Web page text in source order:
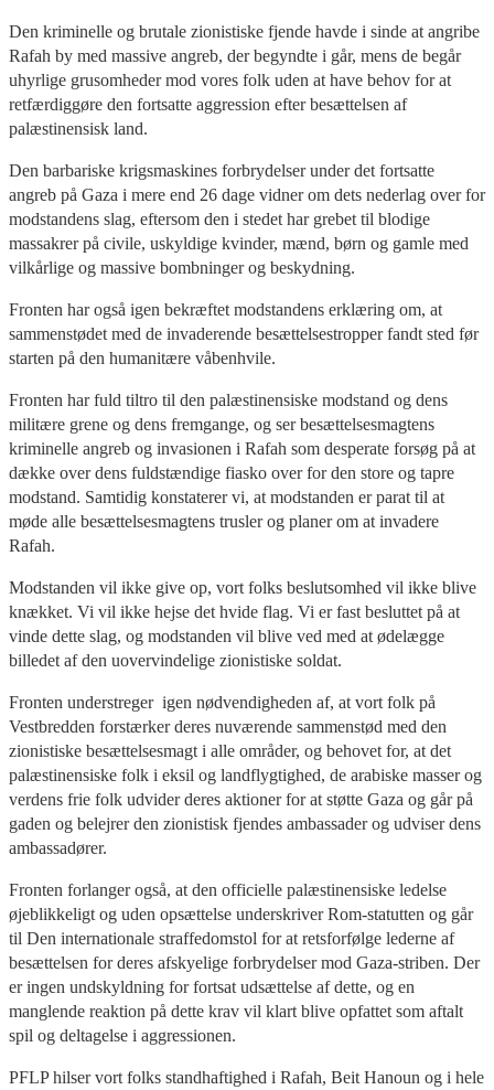
Den kriminelle og brutale zionistiske fjende havde i sinde at angribe
Rafah by med massive angreb, der begyndte i går, mens de begår
uhyrlige grusomheder mod vores folk uden at have behov for at
retfærdiggøre den fortsatte aggression efter besættelsen af
palæstinensisk land.
Den barbariske krigsmaskines forbrydelser under det fortsatte
angreb på Gaza i mere end 26 dage vidner om dets nederlag over for
modstandens slag, eftersom den i stedet har grebet til blodige
massakrer på civile, uskyldige kvinder, mænd, børn og gamle med
vilkårlige og massive bombninger og beskydning.
Fronten har også igen bekræftet modstandens erklæring om, at
sammenstødet med de invaderende besættelsestropper fandt sted før
starten på den humanitære våbenhvile.
Fronten har fuld tiltro til den palæstinensiske modstand og dens
militære grene og dens fremgange, og ser besættelsesmagtens
kriminelle angreb og invasionen i Rafah som desperate forsøg på at
dække over dens fuldstændige fiasko over for den store og tapre
modstand. Samtidig konstaterer vi, at modstanden er parat til at
møde alle besættelsesmagtens trusler og planer om at invadere
Rafah.
Modstanden vil ikke give op, vort folks beslutsomhed vil ikke blive
knækket. Vi vil ikke hejse det hvide flag. Vi er fast besluttet på at
vinde dette slag, og modstanden vil blive ved med at ødelægge
billedet af den uovervindelige zionistiske soldat.
Fronten understreger igen nødvendigheden af, at vort folk på
Vestbredden forstærker deres nuværende sammenstød med den
zionistiske besættelsesmagt i alle områder, og behovet for, at det
palæstinensiske folk i eksil og landflygtighed, de arabiske masser og
verdens frie folk udvider deres aktioner for at støtte Gaza og går på
gaden og belejrer den zionistisk fjendes ambassader og udviser dens
ambassadører.
Fronten forlanger også, at den officielle palæstinensiske ledelse
øjeblikkeligt og uden opsættelse underskriver Rom-statutten og går
til Den internationale straffedomstol for at retsforfølge lederne af
besættelsen for deres afskyelige forbrydelser mod Gaza-striben. Der
er ingen undskyldning for fortsat udsættelse af dette, og en
manglende reaktion på dette krav vil klart blive opfattet som aftalt
spil og deltagelse i aggressionen.
PFLP hilser vort folks standhaftighed i Rafah, Beit Hanoun og i hele